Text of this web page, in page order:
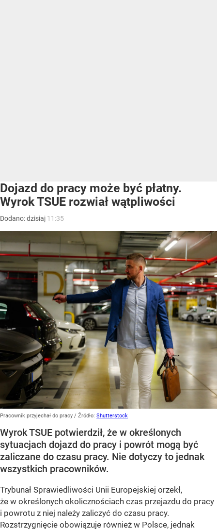
Dojazd do pracy może być płatny.
Wyrok TSUE rozwiał wątpliwości
Dodano:dzisiaj 11:35
Pracownik przyjechał do pracy / Źródło: Shutterstock
Wyrok TSUE potwierdził, że w określonych
sytuacjach dojazd do pracy i powrót mogą być
zaliczane do czasu pracy. Nie dotyczy to jednak
wszystkich pracowników.
Trybunał Sprawiedliwości Unii Europejskiej orzekł,
że w określonych okolicznościach czas przejazdu do pracy
i powrotu z niej należy zaliczyć do czasu pracy.
Rozstrzygnięcie obowiązuje również w Polsce, jednak